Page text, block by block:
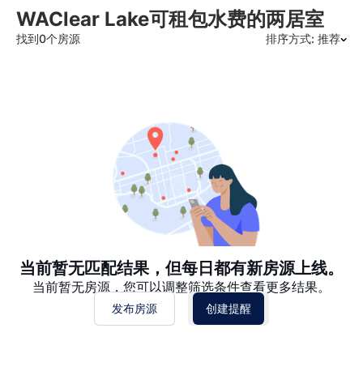
WAClear Lake可租包水费的两居室
找到0个房源 排序方式: 推荐
当前暂无匹配结果，但每日都有新房源上线。
当前暂无房源，您可以调整筛选条件查看更多结果。
发布房源 创建提醒